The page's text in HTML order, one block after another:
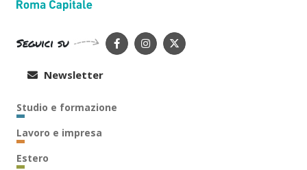
Seguici su
Newsletter
Studio e formazione
Lavoro e impresa
Estero